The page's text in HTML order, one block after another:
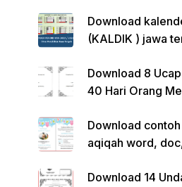
Download
(KALDIK ) jawa
Download 8
40 Hari Orang
Download
aqiqah word,
Download 14